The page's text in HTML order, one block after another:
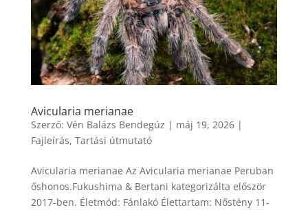
Avicularia merianae
Szerző: Vén Balázs Bendegúz | máj 19, 2026|
Fajleírás, Tartási útmutató
Avicularia merianae Az Avicularia merianae Peruban
őshonos.Fukushima & Bertani kategorizálta először
2017-ben. Életmód: Fánlakó Élettartam: Nőstény 11-